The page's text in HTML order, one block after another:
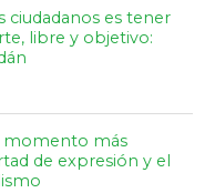
ciudadanos es tener
libre y objetivo:
momento más
de expresión y el